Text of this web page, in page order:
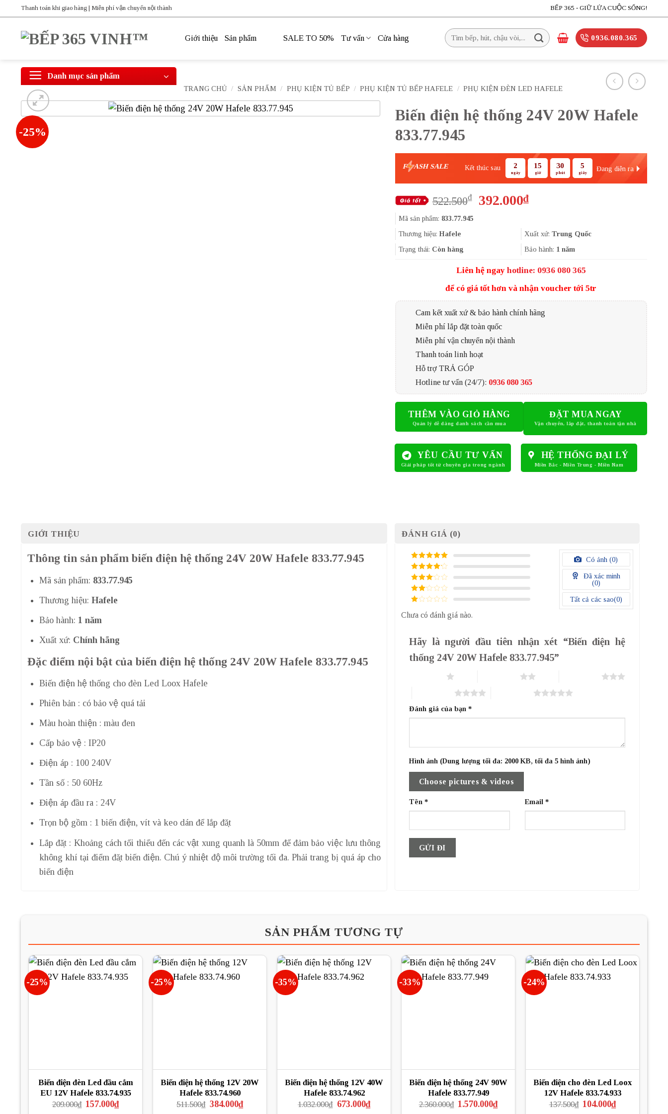
Thanh toán khi giao hàng | Miễn phí vận chuyển nội thành BẾP 365 - GIỮ LỬA CUỘC SỐNG!
Giới thiệu Sản phẩm SALE TO 50% Tư vấn Cửa hàng
Tìm
kiếm:
0936.080.365
Danh mục sản phẩm
TRANG CHỦ / SẢN PHẨM / PHỤ KIỆN TỦ BẾP / PHỤ KIỆN TỦ BẾP HAFELE / PHỤ KIỆN ĐÈN LED HAFELE
-25%
Biến điện hệ thống 24V 20W Hafele
833.77.945
F ASH SALE Kết thúc sau 2
ngày
15
giờ
30
phút
4
giây
Đang diễn ra
522.500₫
Giá
522.500₫.
392.000₫Giá
là:
392.000₫.
Mã sản phẩm: 833.77.945
Thương hiệu:Hafele Xuất xứ:Trung Quốc
Trạng thái: Còn hàng Bảo hành: 1 năm
Liên hệ ngay hotline: 0936 080 365
để có giá tốt hơn và nhận voucher tới 5tr
Cam kết xuất xứ & bảo hành chính hãng
Miễn phí lắp đặt toàn quốc
Miễn phí vận chuyển nội thành
Thanh toán linh hoạt
Hỗ trợ TRẢ GÓP
Hotline tư vấn (24/7): 0936 080 365
THÊM VÀO GIỎ HÀNG ĐẶT MUA NGAY
YÊU CẦU TƯ VẤN HỆ THỐNG ĐẠI LÝ
GIỚI THIỆU
Thông tin sản phẩm biến điện hệ thống 24V 20W Hafele 833.77.945
Mã sản phẩm: 833.77.945
Thương hiệu: Hafele
Bảo hành: 1 năm
Xuất xứ: Chính hãng
Đặc điểm nội bật của biến điện hệ thống 24V 20W Hafele 833.77.945
Biến điện hệ thống cho đèn Led Loox Hafele
Phiên bản : có bảo vệ quá tải
Màu hoàn thiện : màu đen
Cấp bảo vệ : IP20
Điện áp : 100 240V
Tần số : 50 60Hz
Điện áp đầu ra : 24V
Trọn bộ gồm : 1 biến điện, vít và keo dán để lắp đặt
Lắp đặt : Khoảng cách tối thiểu đến các vật xung quanh là 50mm để đảm bảo việc lưu thông
không khí tại điểm đặt biến điện. Chú ý nhiệt độ môi trường tối đa. Phải trang bị quá áp cho
biến điện
ĐÁNH GIÁ (0)
5/ 5 điểm
4/ 5
điểm
3/ 5
điểm
2/
điểm
/
Có ảnh (0)
Đã xác minh
(0)
Tất cả các sao(0)
Chưa có đánh giá nào.
Hãy là người đầu tiên nhận xét “Biến điện hệ
thống 24V 20W Hafele 833.77.945”
Đánh giá của bạn*
Hình ảnh (Dung lượng tối đa: 2000 KB, tối đa 5 hình ảnh)
Choose pictures & videos
Tên* Email *
SẢN PHẨM TƯƠNG TỰ
-25%
Biến điện đèn Led đầu cắm
EU 12V Hafele 833.74.935
209.000₫ Giá
157.000₫Giá
hiện
-25%
Biến điện hệ thống 12V 20W
Hafele 833.74.960
511.500₫ Giá
384.000₫Giá
hiện
-35%
Biến điện hệ thống 12V 40W
Hafele 833.74.962
1.032.000₫ Giá
673.000₫Giá
hiện
-33%
Biến điện hệ thống 24V 90W
Hafele 833.77.949
2.360.000₫ Giá
1.570.000₫Giá
hiện
-24%
Biến điện cho đèn Led Loox
12V Hafele 833.74.933
137.500₫ Giá
104.000₫Giá
hiện